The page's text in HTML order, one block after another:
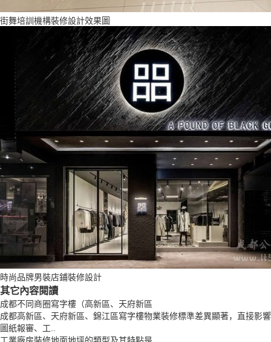
街舞培訓機構裝修設計效果圖
時尚品牌男裝店鋪裝修設計
其它內容閱讀
成都不同商圈寫字樓（高新區、天府新區
成都高新區、天府新區、錦江區寫字樓物業裝修標準差異顯著，直接影響
圖紙報審、工..